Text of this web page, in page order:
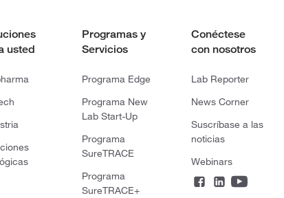
usted
Programas y
Servicios
Programa Edge
Programa New
Lab Start-Up
Programa
SureTRACE
Programa
SureTRACE+
Conéctese
con nosotros
Lab Reporter
News Corner
Suscríbase a las
noticias
Webinars